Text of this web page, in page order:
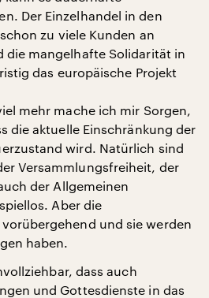
Der Einzelhandel in den
zu viele Kunden an
die mangelhafte Solidarität in
das europäische Projekt
mehr mache ich mir Sorgen,
die aktuelle Einschränkung der
wird. Natürlich sind
Versammlungsfreiheit, der
der Allgemeinen
Aber die
und sie werden
haben.
dass auch
und Gottesdienste in das